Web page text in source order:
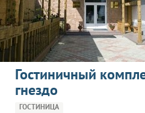
Гостиничный
гнездо
ГОСТИНИЦА